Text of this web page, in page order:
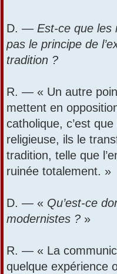
D. — Est-ce que les
pas le principe de
tradition ?
R. — « Un autre
mettent en
catholique, c’est
religieuse, ils le
tradition, telle que
ruinée totalement. »
D. — « Qu’est-ce
modernistes ? »
R. — « La
quelque expérience